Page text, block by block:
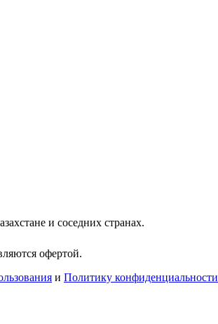
и соседних странах.
офертой.
и Политику конфиденциальности